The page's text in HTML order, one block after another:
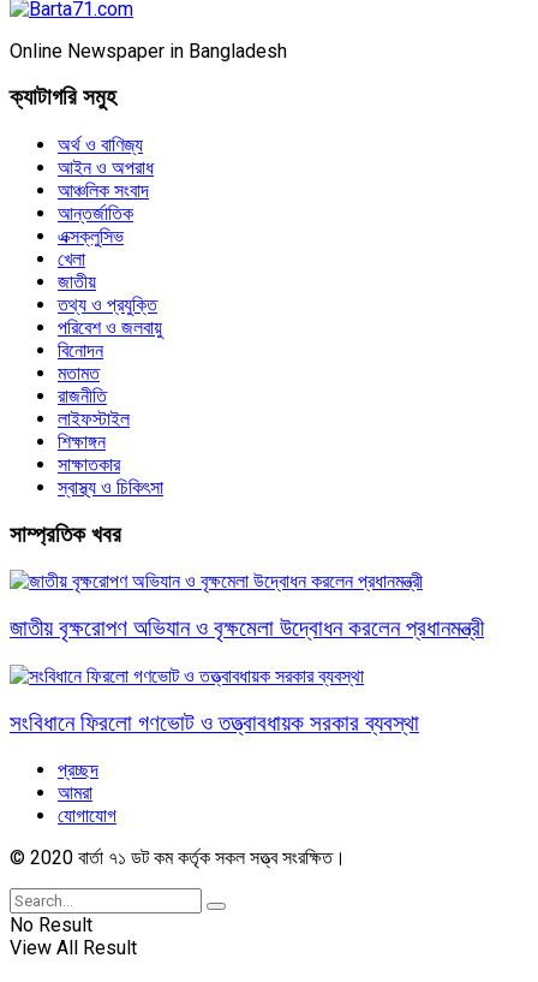
Online Newspaper in Bangladesh
ক্যাটাগরি সমুহ
অর্থ ও বাণিজ্য
আইন ও অপরাধ
আঞ্চলিক সংবাদ
আন্তর্জাতিক
এক্সক্লুসিভ
খেলা
জাতীয়
তথ্য ও প্রযুক্তি
পরিবেশ ও জলবায়ু
বিনোদন
মতামত
রাজনীতি
লাইফস্টাইল
শিক্ষাঙ্গন
সাক্ষাতকার
স্বাস্থ্য ও চিকিৎসা
সাম্প্রতিক খবর
জাতীয় বৃক্ষরোপণ অভিযান ও বৃক্ষমেলা উদ্বোধন করলেন প্রধানমন্ত্রী
সংবিধানে ফিরলো গণভোট ও তত্ত্বাবধায়ক সরকার ব্যবস্থা
প্রচ্ছদ
আমরা
যোগাযোগ
© 2020 বার্তা ৭১ ডট কম কর্তৃক সকল সত্ত্ব সংরক্ষিত।
No Result
View All Result